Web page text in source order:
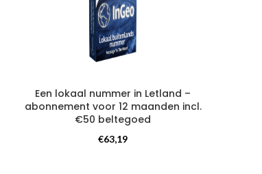
Een lokaal nummer in Letland –
abonnement voor 12 maanden incl.
€50 beltegoed
Telefoonnummer
€63,19